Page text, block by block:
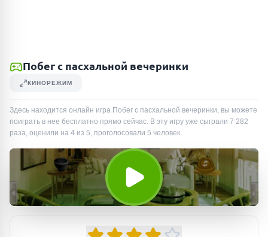
Побег с пасхальной вечеринки
КИНОРЕЖИМ
Здесь находится онлайн игра Побег с пасхальной вечеринки, вы можете
поиграть в нее бесплатно прямо сейчас. В эту игру уже сыграли 7 282
раза, оценили на 4 из 5, проголосовали 5 человек.